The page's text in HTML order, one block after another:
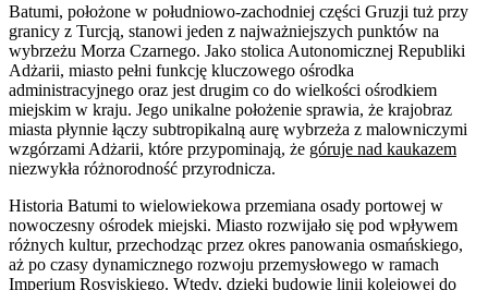
Batumi, położone w południowo-zachodniej części Gruzji tuż przy
granicy z Turcją, stanowi jeden z najważniejszych punktów na
wybrzeżu Morza Czarnego. Jako stolica Autonomicznej Republiki
Adżarii, miasto pełni funkcję kluczowego ośrodka
administracyjnego oraz jest drugim co do wielkości ośrodkiem
miejskim w kraju. Jego unikalne położenie sprawia, że krajobraz
miasta płynnie łączy subtropikalną aurę wybrzeża z malowniczymi
wzgórzami Adżarii, które przypominają, że góruje nad kaukazem
niezwykła różnorodność przyrodnicza.
Historia Batumi to wielowiekowa przemiana osady portowej w
nowoczesny ośrodek miejski. Miasto rozwijało się pod wpływem
różnych kultur, przechodząc przez okres panowania osmańskiego,
aż po czasy dynamicznego rozwoju przemysłowego w ramach
Imperium Rosyjskiego. Wtedy, dzięki budowie linii kolejowej do